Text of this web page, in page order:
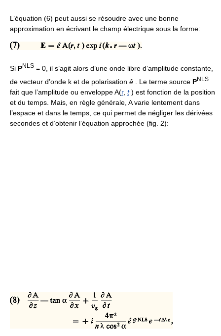
L’équation (6) peut aussi se résoudre avec une bonne
approximation en écrivant le champ électrique sous la forme:
Si PNLS = 0, il s’agit alors d’une onde libre d’amplitude constante,
de vecteur d’onde k et de polarisation ê . Le terme source PNLS
fait que l’amplitude ou enveloppe A(r, t) est fonction de la position
et du temps. Mais, en règle générale, A varie lentement dans
l’espace et dans le temps, ce qui permet de négliger les dérivées
secondes et d’obtenir l’équation approchée (fig. 2):